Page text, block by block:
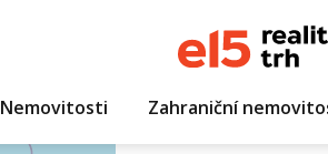
Nemovitosti Zahraniční